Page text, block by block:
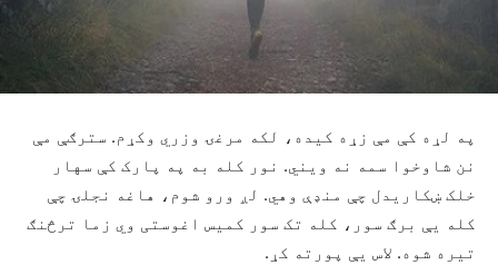
په لړه کې مې زړه کیده، لکه مرغۍ وزري وکړم. سترګې مې
نن شاوخوا سمه نه ویني. نور کله به په پارک کې سهار
خلک ښکاریدل چې منډې وهي. لږ ورو شوم، هاغه نجلۍ چې
کله یې برګ سور، کله تک سور کمیس اغوستی وي زما ترڅنګ
تیره شوه. لاس یې پورته کړ.